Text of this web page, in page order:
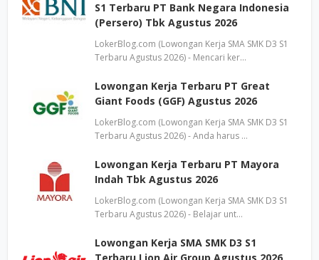
S1 Terbaru PT Bank Negara Indonesia
(Persero) Tbk Agustus 2026
LokerBlog.com (Lowongan Kerja SMA SMK D3 S1
Terbaru Agustus 2026) - Mencari ker…
Lowongan Kerja Terbaru PT Great
Giant Foods (GGF) Agustus 2026
LokerBlog.com (Lowongan Kerja SMA SMK D3 S1
Terbaru Agustus 2026) - Anda harus …
Lowongan Kerja Terbaru PT Mayora
Indah Tbk Agustus 2026
LokerBlog.com (Lowongan Kerja SMA SMK D3 S1
Terbaru Agustus 2026) - Belajar unt…
Lowongan Kerja SMA SMK D3 S1